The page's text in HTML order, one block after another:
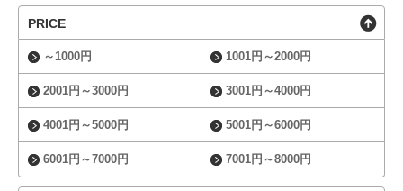
PRICE
～1000円 1001円～2000円
2001円～3000円 3001円～4000円
4001円～5000円 5001円～6000円
6001円～7000円 7001円～8000円